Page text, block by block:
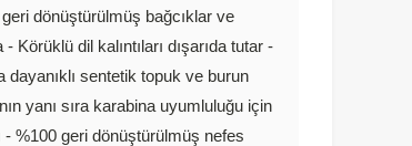
dönüştürülmüş bağcıklar ve
Körüklü dil kalıntıları dışarıda tutar -
dayanıklı sentetik topuk ve burun
yanı sıra karabina uyumluluğu için
- %100 geri dönüştürülmüş nefes